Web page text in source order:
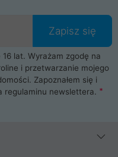
Zapisz się
lat. Wyrażam zgodę na
i przetwarzanie mojego
Zapoznałem się i
regulaminu newslettera.